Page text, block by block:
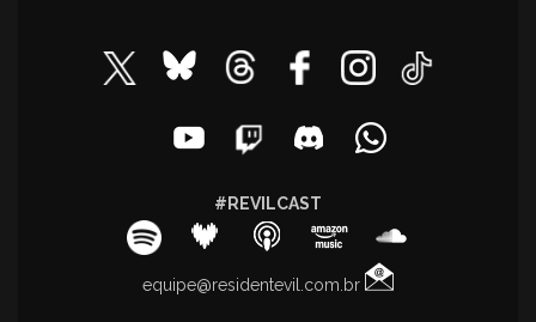
#REVILCAST
equipe@residentevil.com.br